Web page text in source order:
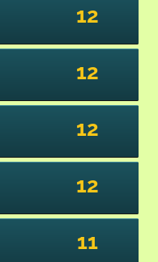
12
12
12
12
11